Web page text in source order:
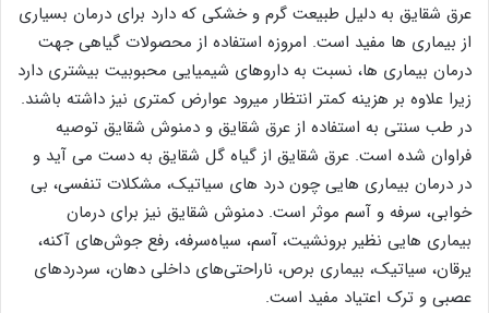
عرق شقایق به دلیل طبیعت گرم و خشکی که دارد برای درمان بسیاری
از بیماری ها مفید است. امروزه استفاده از محصولات گیاهی جهت
درمان بیماری ها، نسبت به داروهای شیمیایی محبوبیت بیشتری دارد
زیرا علاوه بر هزینه کمتر انتظار میرود عوارض کمتری نیز داشته باشند.
در طب سنتی به استفاده از عرق شقایق و دمنوش شقایق توصیه
فراوان شده است. عرق شقایق از گیاه گل شقایق به دست می آید و
در درمان بیماری هایی چون درد های سیاتیک، مشکلات تنفسی، بی
خوابی، سرفه و آسم موثر است. دمنوش شقایق نیز برای درمان
بیماری هایی نظیر برونشیت، آسم، سیاه‌سرفه، رفع جوش‌های آکنه،
یرقان، سیاتیک، بیماری برص، ناراحتى‌هاى داخلى دهان، سردردهاى
عصبى و ترک اعتیاد مفید است.